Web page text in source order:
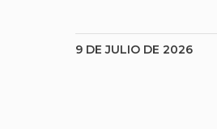
9 DE JULIO DE 2026